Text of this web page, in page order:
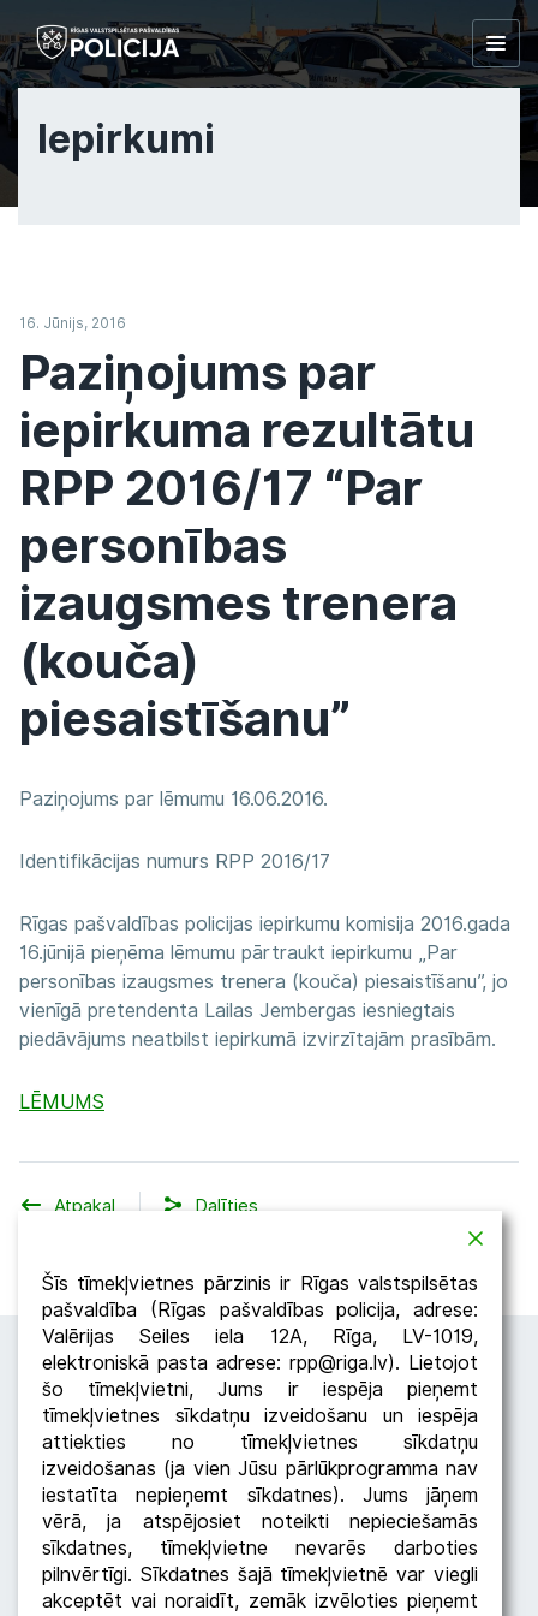
Iepirkumi
16. Jūnijs, 2016
Paziņojums par
iepirkuma rezultātu
RPP 2016/17 “Par
personības
izaugsmes trenera
(kouča)
piesaistīšanu”
Paziņojums par lēmumu 16.06.2016.
Identifikācijas numurs RPP 2016/17
Rīgas pašvaldības policijas iepirkumu komisija 2016.gada
16.jūnijā pieņēma lēmumu pārtraukt iepirkumu „Par
personības izaugsmes trenera (kouča) piesaistīšanu”, jo
vienīgā pretendenta Lailas Jembergas iesniegtais
piedāvājums neatbilst iepirkumā izvirzītajām prasībām.
LĒMUMS
Atpakaļ Dalīties
Seko RPP
Šīs tīmekļvietnes pārzinis ir Rīgas valstspilsētas
pašvaldība (Rīgas pašvaldības policija, adrese:
Valērijas Seiles iela 12A, Rīga, LV-1019,
elektroniskā pasta adrese: rpp@riga.lv). Lietojot
šo tīmekļvietni, Jums ir iespēja pieņemt
tīmekļvietnes sīkdatņu izveidošanu un iespēja
attiekties no tīmekļvietnes sīkdatņu
izveidošanas (ja vien Jūsu pārlūkprogramma nav
iestatīta nepieņemt sīkdatnes). Jums jāņem
vērā, ja atspējosiet noteikti nepieciešamās
sīkdatnes, tīmekļvietne nevarēs darboties
pilnvērtīgi. Sīkdatnes šajā tīmekļvietnē var viegli
akceptēt vai noraidīt, zemāk izvēloties pieņemt